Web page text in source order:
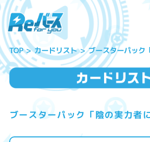
TOP カードリスト ブースターパック
ブースターパック「陰の実力者